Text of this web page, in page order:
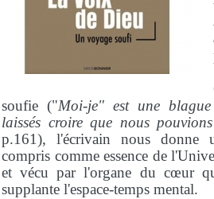
soufie ("Moi-je" est une
laissés croire que nous
p.161), l'écrivain nous donne
compris comme essence de
et vécu par l'organe du cœur
supplante l'espace-temps mental.